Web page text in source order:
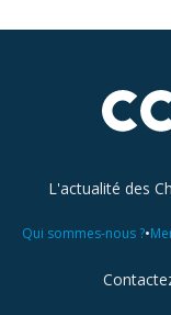
L'actualité des
Qui sommes-nous ?•